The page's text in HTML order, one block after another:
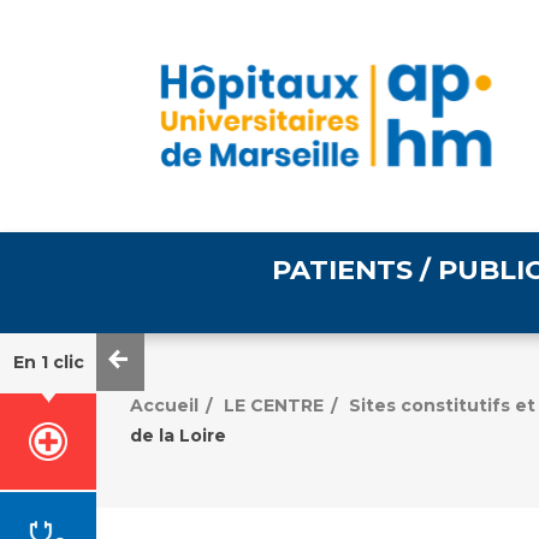
PATIENTS /
Informations pratiques
Égalité professionnelle
En 1 clic
Accueil / LE CENTRE / Sites constitutifs
de la Loire